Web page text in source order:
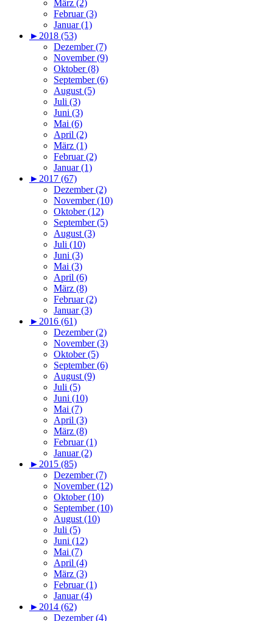
März (2)
Februar (3)
Januar (1)
► 2018 (53)
Dezember (7)
November (9)
Oktober (8)
September (6)
August (5)
Juli (3)
Juni (3)
Mai (6)
April (2)
März (1)
Februar (2)
Januar (1)
► 2017 (67)
Dezember (2)
November (10)
Oktober (12)
September (5)
August (3)
Juli (10)
Juni (3)
Mai (3)
April (6)
März (8)
Februar (2)
Januar (3)
► 2016 (61)
Dezember (2)
November (3)
Oktober (5)
September (6)
August (9)
Juli (5)
Juni (10)
Mai (7)
April (3)
März (8)
Februar (1)
Januar (2)
► 2015 (85)
Dezember (7)
November (12)
Oktober (10)
September (10)
August (10)
Juli (5)
Juni (12)
Mai (7)
April (4)
März (3)
Februar (1)
Januar (4)
► 2014 (62)
Dezember (4)